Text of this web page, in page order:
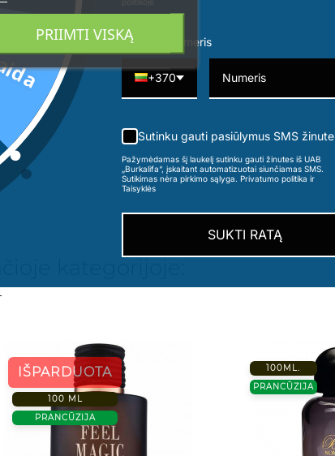
IŠPARDUOTA
100 ML
PRANCŪZIJA
100ML.
PRANCŪZIJA
PRIIMTI VISKĄTelefono numeris
+370
Sutinku gauti pasiūlymus SMS žinute
Pažymėdamas šį laukelį sutinku gauti žinutes iš UAB
„Burkalifa“, įskaitant automatizuotai siunčiamas SMS.
Sutikimas nėra pirkimo sąlyga. Privatumo politika ir
Taisyklės
SUKTI RATĄ